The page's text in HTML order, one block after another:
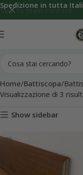
Skip to main content
Home Battiscopa
Visualizzazione di 3
Show sidebar
Spedizione in tutta